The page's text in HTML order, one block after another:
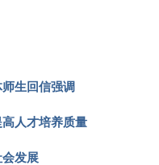
生回信强调
人才培养质量
发展